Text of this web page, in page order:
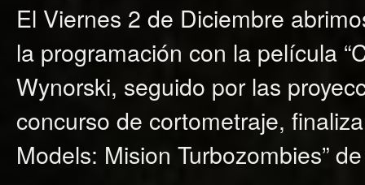
El Viernes 2 de Diciembre
la programación con la película
Wynorski, seguido por las
concurso de cortometraje,
Models: Mision Turbozombies”